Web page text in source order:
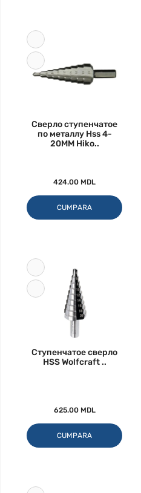
Сверло ступенчатое
по металлу Hss 4-
20MM Hiko..
424.00 MDL
CUMPARA
Ступенчатое сверло
HSS Wolfcraft ..
625.00 MDL
CUMPARA